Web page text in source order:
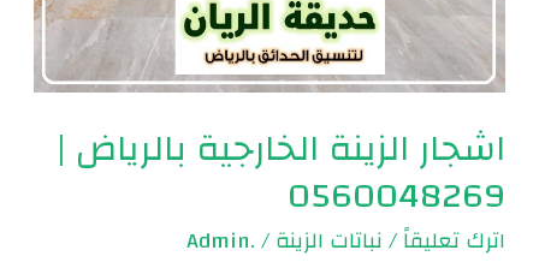
اشجار الزينة الخارجية بالرياض |
0560048269
اترك تعليقاً/نباتات الزينة/
.Admin